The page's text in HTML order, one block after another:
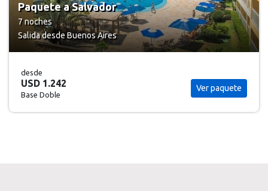
Paquete a Salvador
7 noches
Salida desde Buenos Aires
desde
USD 1.242
Base Doble
Ver paquete